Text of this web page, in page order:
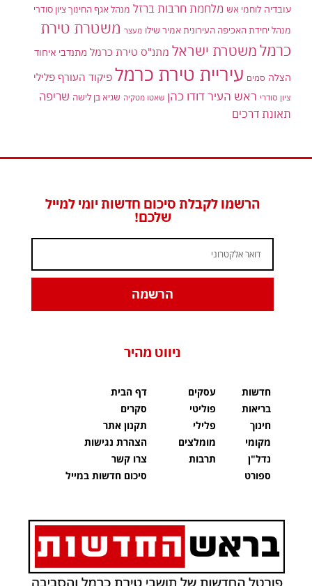
עובדיה לוחמי אש מלחמת חרבות ברזל מנהל אגף החינוך ציון סודרי
מנהל יחידת האכיפה העירונית אמיר שילו מעצר משטרת טירת
כרמלמשטרת ישראל מתנ"ס טירת כרמל מתנדבי איחוד
הצלה סמים עיריית טירת כרמל פיקוד העורף פלילי
ציון סודרי ראש העיר דודו כהן שאטו מטקיה שגיא בן לישה שריפה
תאונת דרכים
הרשמו לקבלת סיכום חדשות יומי למייל
שלכם!
הרשמה
ניווט מהיר
חדשות
בריאות
חינוך
מקומי
נדל"ן
ספורט
עסקים
פוליטי
פלילי
מומלצים
תרבות
דף הבית
סקרים
תקנון אתר
הצהרת נגישות
צרו קשר
סיכום חדשות במייל